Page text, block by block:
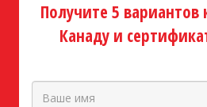
Получите 5 вариантов
Канаду и